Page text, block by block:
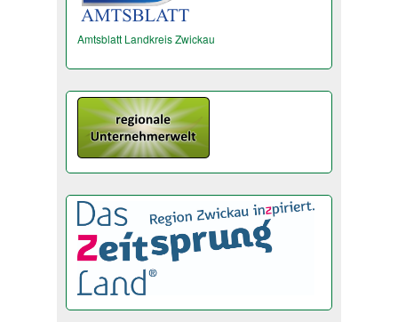
Amtsblatt Landkreis Zwickau